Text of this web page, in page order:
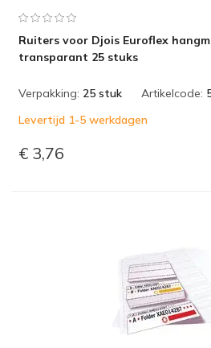
Ruiters voor Djois Euroflex
transparant 25 stuks
Verpakking: 25 stuk Artikelcode:
Levertijd 1-5 werkdagen
€ 3,76